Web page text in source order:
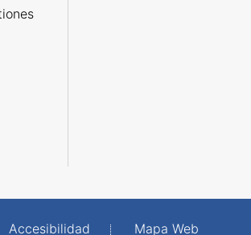
Accesibilidad Mapa Web